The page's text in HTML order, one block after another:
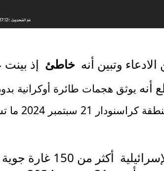
وتبين أنه خاطئ إذ
أنه يوثق هجمات طائرة أوكرانية
أسلحة
وشنت الطائرات